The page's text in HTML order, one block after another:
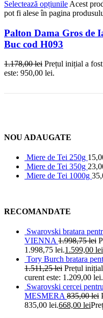
Selectează opțiunile Acest
pot fi alese în pagina
Palton Dama Gros de
Buc cod H093
1.178,00lei Prețul inițial a
este: 950,00 lei.
NOU ADAUGATE
Miere de Tei 250g
Miere de Tei 350g
Miere de Tei 1000g
RECOMANDATE
Swarovski bratara
VIENNA1.998,75lei
1.998,75 lei.1.599,00 lei
Tory Burch bratara
1.511,25lei Prețul
curent este: 1.209,00 lei.
Swarovski cercei
MESMERA835,00lei
835,00 lei.668,00 lei